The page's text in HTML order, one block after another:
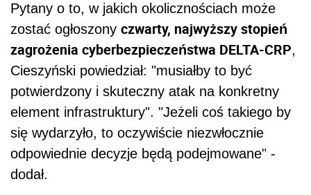
Pytany o to, w jakich okolicznościach może
zostać ogłoszony czwarty, najwyższy stopień
zagrożenia cyberbezpieczeństwa DELTA-CRP,
Cieszyński powiedział: "musiałby to być
potwierdzony i skuteczny atak na konkretny
element infrastruktury". "Jeżeli coś takiego by
się wydarzyło, to oczywiście niezwłocznie
odpowiednie decyzje będą podejmowane" -
dodał.